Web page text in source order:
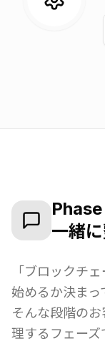
一緒
「ブロックチ
始めるか決まっ
そんな段階の
理するフェーズ